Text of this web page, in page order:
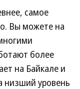
самое
Вы можете на
более
на Байкале и
низший уровень